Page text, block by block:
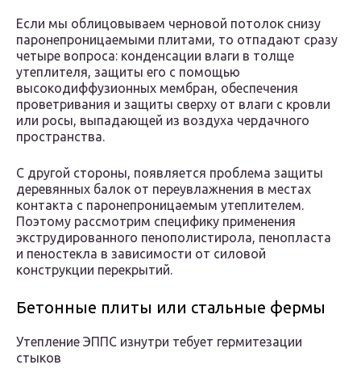
Если мы облицовываем черновой потолок снизу
паронепроницаемыми плитами, то отпадают сразу
четыре вопроса: конденсации влаги в толще
утеплителя, защиты его с помощью
высокодиффузионных мембран, обеспечения
проветривания и защиты сверху от влаги с кровли
или росы, выпадающей из воздуха чердачного
пространства.
С другой стороны, появляется проблема защиты
деревянных балок от переувлажнения в местах
контакта с паронепроницаемым утеплителем.
Поэтому рассмотрим специфику применения
экструдированного пенополистирола, пенопласта
и пеностекла в зависимости от силовой
конструкции перекрытий.
Бетонные плиты или стальные фермы
Утепление ЭППС изнутри тебует гермитезации
стыков